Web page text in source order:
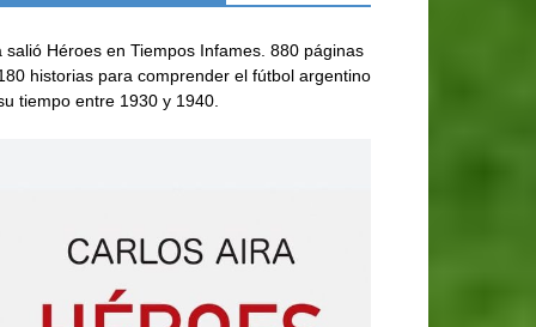
salió Héroes en Tiempos Infames. 880 páginas
historias para comprender el fútbol argentino
tiempo entre 1930 y 1940.